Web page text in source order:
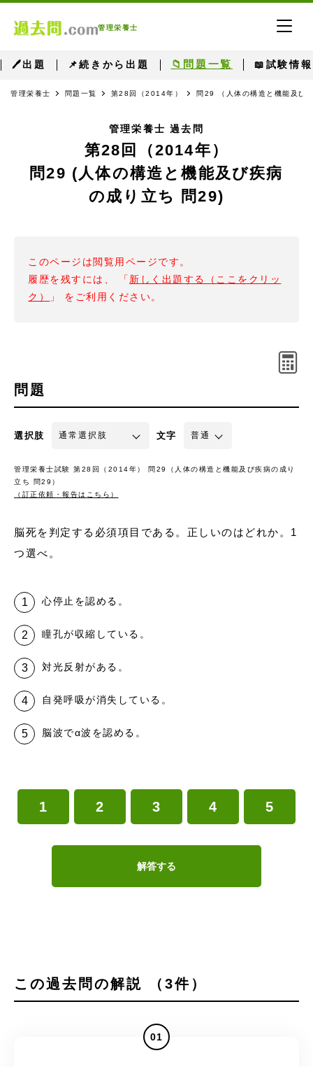
管理栄養士
🖊出題 📌続きから出題 📁問題一覧 📖試験情報
管理栄養士 問題一覧 第28回（2014年） 問29 （人体の構造と機能及び
管理栄養士 過去問
第28回（2014年）
問29 (人体の構造と機能及び疾病
の成り立ち 問29)
このページは閲覧用ページです。
履歴を残すには、 「 新しく出題する（ここをクリッ
ク）
」 をご利用ください。
問題
選択肢 文字
管理栄養士試験 第28回（2014年） 問29（人体の構造と機能及び疾病の成り
立ち 問29）
（訂正依頼・報告はこちら）
脳死を判定する必須項目である。正しいのはどれか。1
つ選べ。
心停止を認める。
瞳孔が収縮している。
対光反射がある。
自発呼吸が消失している。
脳波でα波を認める。
1 2 3 4 5
解答する
この過去問の解説 （3件）
01